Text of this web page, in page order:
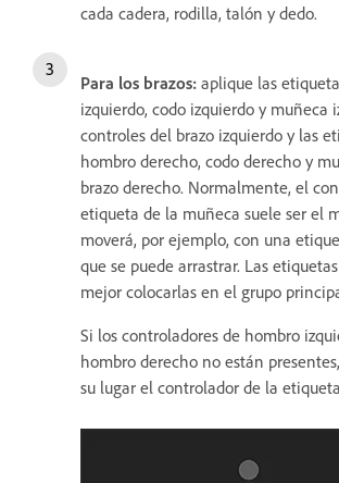
cada cadera, rodilla, talón y dedo.
Para los brazos: aplique las
izquierdo, codo izquierdo y muñeca
controles del brazo izquierdo y las
hombro derecho, codo derecho y
brazo derecho. Normalmente, el
etiqueta de la muñeca suele ser el
moverá, por ejemplo, con una
que se puede arrastrar. Las
mejor colocarlas en el grupo
Si los controladores de hombro
hombro derecho no están
su lugar el controlador de la